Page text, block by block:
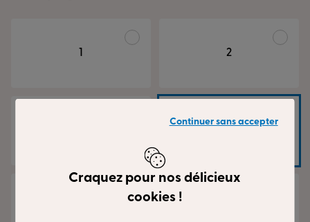
2
Continuer sans accepter
Craquez pour nos délicieux
cookies !